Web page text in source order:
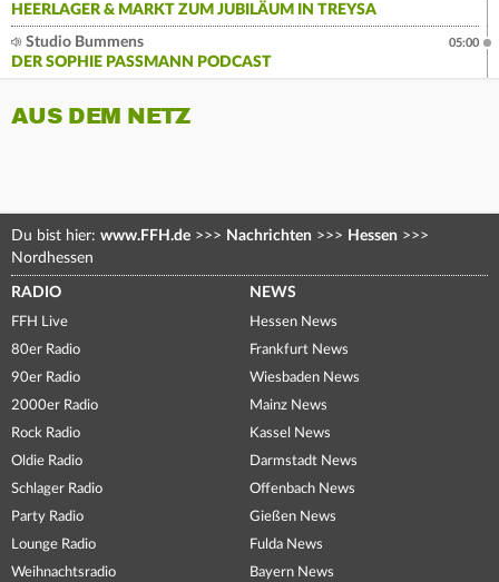
HEERLAGER & MARKT ZUM JUBILÄUM IN TREYSA
Studio Bummens
DER SOPHIE PASSMANN PODCAST
05:00
AUS DEM NETZ
Du bist hier: www.FFH.de >>> Nachrichten >>> Hessen >>>
Nordhessen
RADIO
FFH Live
80er Radio
90er Radio
2000er Radio
Rock Radio
Oldie Radio
Schlager Radio
Party Radio
Lounge Radio
Weihnachtsradio
NEWS
Hessen News
Frankfurt News
Wiesbaden News
Mainz News
Kassel News
Darmstadt News
Offenbach News
Gießen News
Fulda News
Bayern News